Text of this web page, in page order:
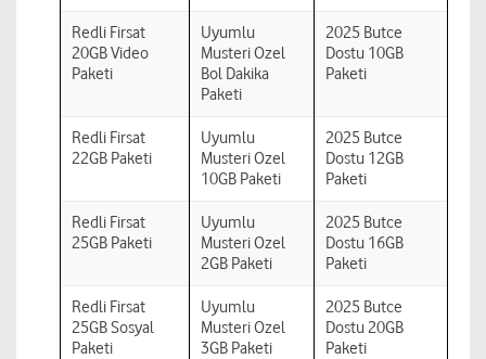
Redli Firsat
20GB Video
Paketi
Uyumlu
Musteri Ozel
Bol Dakika
Paketi
2025 Butce
Dostu 10GB
Paketi
Redli Firsat
22GB Paketi
Uyumlu
Musteri Ozel
10GB Paketi
2025 Butce
Dostu 12GB
Paketi
Redli Firsat
25GB Paketi
Uyumlu
Musteri Ozel
2GB Paketi
2025 Butce
Dostu 16GB
Paketi
Redli Firsat
25GB Sosyal
Paketi
Uyumlu
Musteri Ozel
3GB Paketi
2025 Butce
Dostu 20GB
Paketi